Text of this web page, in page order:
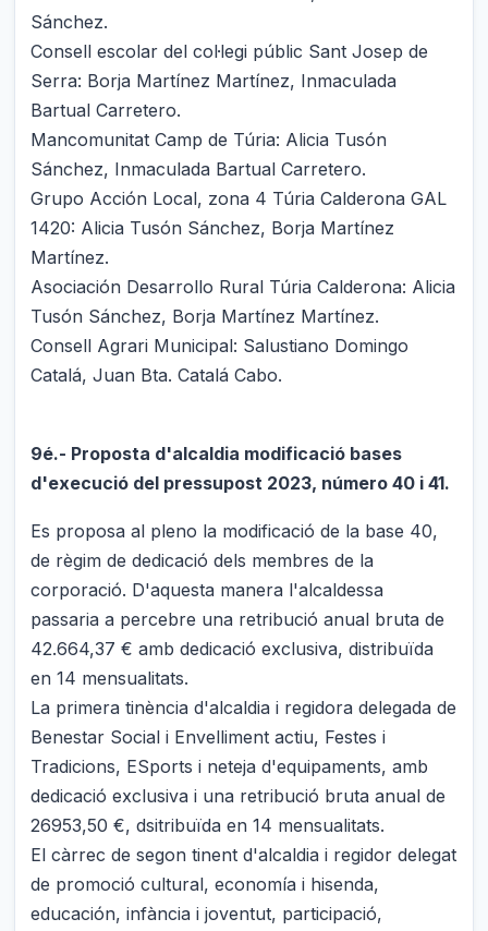
Sánchez.
Consell escolar del col·legi públic Sant Josep de
Serra: Borja Martínez Martínez, Inmaculada
Bartual Carretero.
Mancomunitat Camp de Túria: Alicia Tusón
Sánchez, Inmaculada Bartual Carretero.
Grupo Acción Local, zona 4 Túria Calderona GAL
1420: Alicia Tusón Sánchez, Borja Martínez
Martínez.
Asociación Desarrollo Rural Túria Calderona: Alicia
Tusón Sánchez, Borja Martínez Martínez.
Consell Agrari Municipal: Salustiano Domingo
Catalá, Juan Bta. Catalá Cabo.
9é.- Proposta d'alcaldia modificació bases
d'execució del pressupost 2023, número 40 i 41.
Es proposa al pleno la modificació de la base 40,
de règim de dedicació dels membres de la
corporació. D'aquesta manera l'alcaldessa
passaria a percebre una retribució anual bruta de
42.664,37 € amb dedicació exclusiva, distribuïda
en 14 mensualitats.
La primera tinència d'alcaldia i regidora delegada de
Benestar Social i Envelliment actiu, Festes i
Tradicions, ESports i neteja d'equipaments, amb
dedicació exclusiva i una retribució bruta anual de
26953,50 €, dsitribuïda en 14 mensualitats.
El càrrec de segon tinent d'alcaldia i regidor delegat
de promoció cultural, economía i hisenda,
educación, infància i joventut, participació,